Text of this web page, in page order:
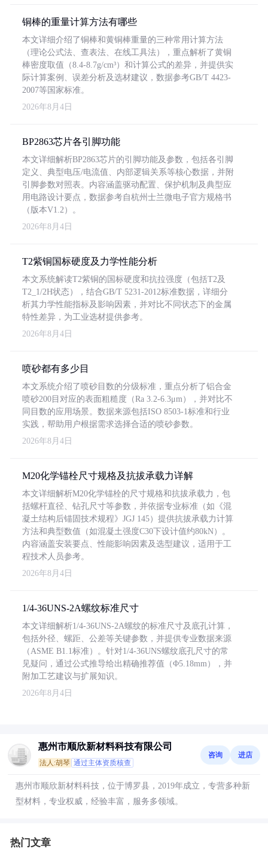
铜棒的重量计算方法有哪些
本文详细介绍了铜棒和黄铜棒重量的三种常用计算方法
（理论公式法、查表法、在线工具法），重点解析了黄铜
棒密度取值（8.4-8.7g/cm³）和计算公式的差异，并提供实
际计算案例、误差分析及选材建议，数据参考GB/T 4423-
2007等国家标准。
2026年8月4日
BP2863芯片各引脚功能
本文详细解析BP2863芯片的引脚功能及参数，包括各引脚
定义、典型电压/电流值、内部逻辑关系等核心数据，并附
引脚参数对照表。内容涵盖驱动配置、保护机制及典型应
用电路设计要点，数据参考自杭州士兰微电子官方规格书
（版本V1.2）。
2026年8月4日
T2紫铜国标硬度及力学性能分析
本文系统解读T2紫铜的国标硬度和抗拉强度（包括T2及
T2_1/2H状态），结合GB/T 5231-2012标准数据，详细分
析其力学性能指标及影响因素，并对比不同状态下的金属
特性差异，为工业选材提供参考。
2026年8月4日
喷砂都有多少目
本文系统介绍了喷砂目数的分级标准，重点分析了铝合金
喷砂200目对应的表面粗糙度（Ra 3.2-6.3μm），并对比不
同目数的应用场景。数据来源包括ISO 8503-1标准和行业
实践，帮助用户根据需求选择合适的喷砂参数。
2026年8月4日
M20化学锚栓尺寸规格及抗拔承载力详解
本文详细解析M20化学锚栓的尺寸规格和抗拔承载力，包
括螺杆直径、钻孔尺寸等参数，并依据专业标准（如《混
凝土结构后锚固技术规程》JGJ 145）提供抗拔承载力计算
方法和典型数值（如混凝土强度C30下设计值约80kN）。
内容涵盖安装要点、性能影响因素及选型建议，适用于工
程技术人员参考。
2026年8月4日
1/4-36UNS-2A螺纹标准尺寸
本文详细解析1/4-36UNS-2A螺纹的标准尺寸及底孔计算，
包括外径、螺距、公差等关键参数，并提供专业数据来源
（ASME B1.1标准）。针对1/4-36UNS螺纹底孔尺寸的常
见疑问，通过公式推导给出精确推荐值（Φ5.18mm），并
附加工艺建议与扩展知识。
2026年8月4日
惠州市顺欣新材料科技有限公司
法人:胡琴 通过主体资质核查
咨询 进店
惠州市顺欣新材料科技，位于博罗县，2019年成立，专营多种新
型材料，专业权威，经验丰富，服务多领域。
热门文章